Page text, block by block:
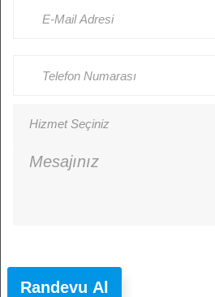
Kişi Görüntüledi: 4520
Randevu Al